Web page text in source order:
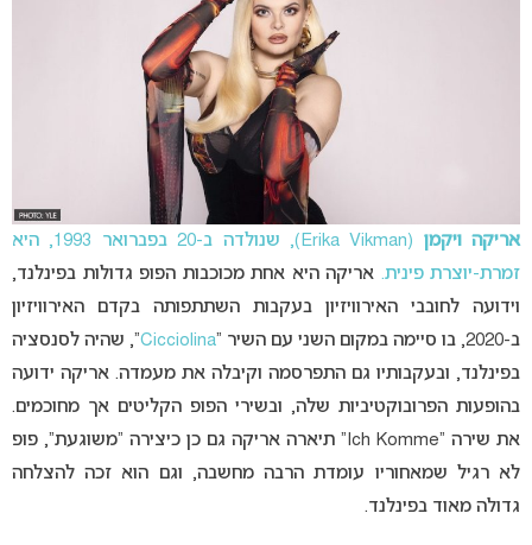
אריקה ויקמן
(Erika Vikman), שנולדה ב-20 בפברואר 1993, היא
זמרת-יוצרת פינית. אריקה היא אחת מכוכבות הפופ גדולות בפינלנד,
וידועה לחובבי האירוויזיון בעקבות השתתפותה בקדם האירוויזיון
ב-2020, בו סיימה במקום השני עם השיר “
Cicciolina“, שהיה לסנסציה
בפינלנד, ובעקבותיו גם התפרסמה וקיבלה את מעמדה. אריקה ידועה
בהופעות הפרובוקטיביות שלה, ובשירי הפופ הקליטים אך מחוכמים.
את שירה “Ich Komme” תיארה אריקה גם כן כיצירה “משוגעת”, פופ
לא רגיל שמאחוריו עומדת הרבה מחשבה, וגם הוא זכה להצלחה
גדולה מאוד בפינלנד.